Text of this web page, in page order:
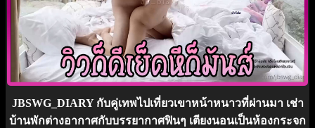
JBSWG_DIARY กับคู่เทพไปเที่ยวเขาหน้าหนาวที่ผ่านมา เช่า
บ้านพักต่างอากาศกับบรรยากาศฟินๆ เตียงนอนเป็นห้องกระจก